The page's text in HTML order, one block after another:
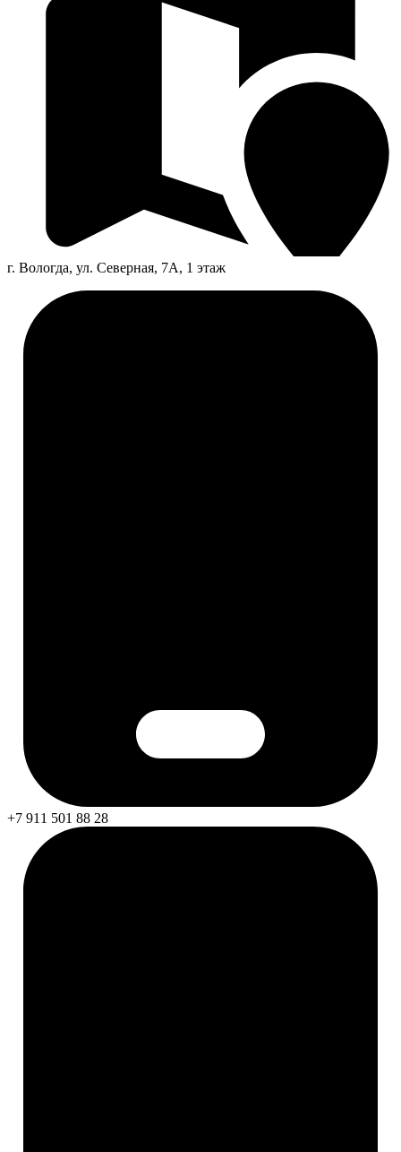
г. Вологда, ул. Северная, 7А, 1 этаж
+7 911 501 88 28